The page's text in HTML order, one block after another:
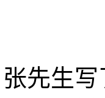
先生